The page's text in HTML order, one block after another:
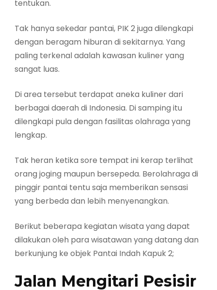
tentukan.
Tak hanya sekedar pantai, PIK 2 juga dilengkapi
dengan beragam hiburan di sekitarnya. Yang
paling terkenal adalah kawasan kuliner yang
sangat luas.
Di area tersebut terdapat aneka kuliner dari
berbagai daerah di Indonesia. Di samping itu
dilengkapi pula dengan fasilitas olahraga yang
lengkap.
Tak heran ketika sore tempat ini kerap terlihat
orang joging maupun bersepeda. Berolahraga di
pinggir pantai tentu saja memberikan sensasi
yang berbeda dan lebih menyenangkan.
Berikut beberapa kegiatan wisata yang dapat
dilakukan oleh para wisatawan yang datang dan
berkunjung ke objek Pantai Indah Kapuk 2;
Jalan Mengitari Pesisir